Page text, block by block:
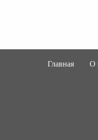
Главная О